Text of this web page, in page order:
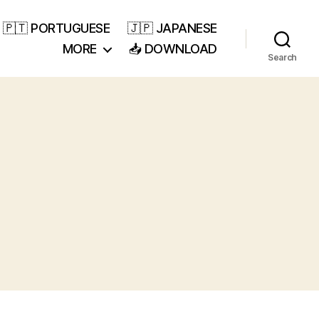
🇵🇹 PORTUGUESE
🇯🇵 JAPANESE
MORE
📥 DOWNLOAD
Search